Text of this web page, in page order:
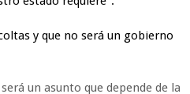
y que no será un gobierno
un asunto que depende de la